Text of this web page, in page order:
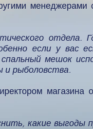
менеджерами
отдела.
если у вас
мешок
и рыболовства.
магазина
какие выгоды